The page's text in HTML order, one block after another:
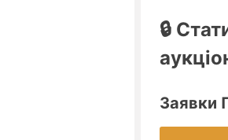
🔒
Заявки